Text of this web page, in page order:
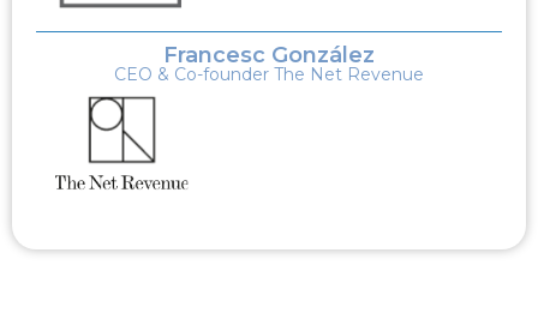
Francesc González
CEO & Co-founder The Net Revenue